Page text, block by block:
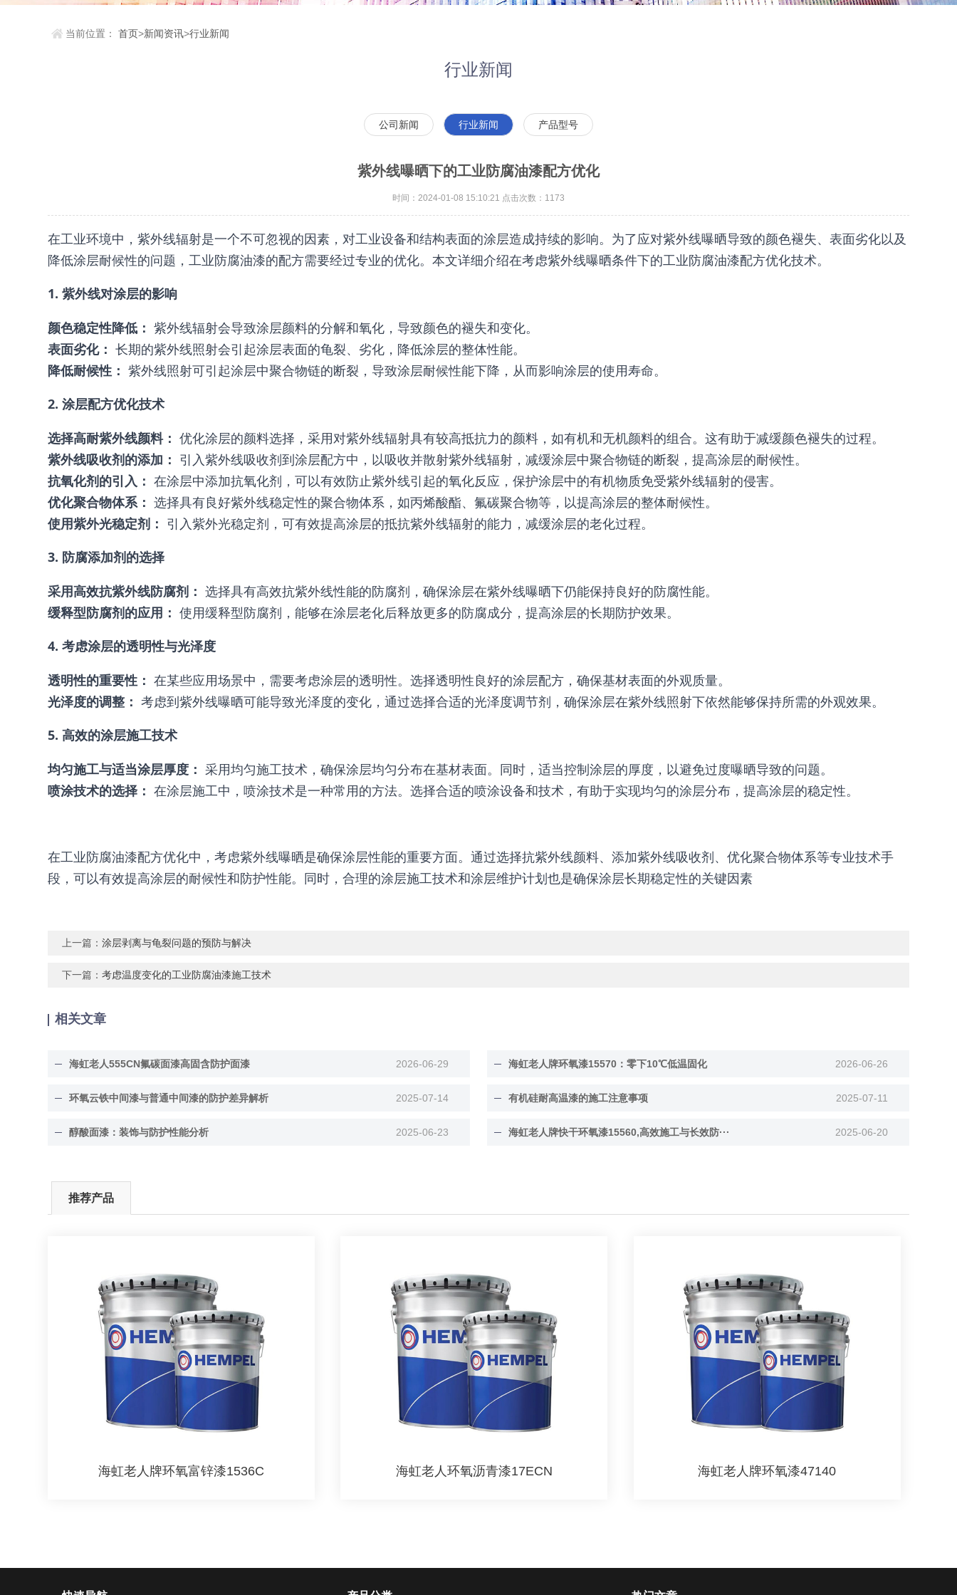
当前位置：首页>新闻资讯>行业新闻
行业新闻
公司新闻 行业新闻 产品型号
紫外线曝晒下的工业防腐油漆配方优化
时间：2024-01-08 15:10:21 点击次数：1173
在工业环境中，紫外线辐射是一个不可忽视的因素，对工业设备和结构表面的涂层造成持续的影响。为了应对紫外线曝晒导致的颜色褪失、表面劣化以及
降低涂层耐候性的问题，工业防腐油漆的配方需要经过专业的优化。本文详细介绍在考虑紫外线曝晒条件下的工业防腐油漆配方优化技术。
1. 紫外线对涂层的影响
颜色稳定性降低： 紫外线辐射会导致涂层颜料的分解和氧化，导致颜色的褪失和变化。
表面劣化： 长期的紫外线照射会引起涂层表面的龟裂、劣化，降低涂层的整体性能。
降低耐候性： 紫外线照射可引起涂层中聚合物链的断裂，导致涂层耐候性能下降，从而影响涂层的使用寿命。
2. 涂层配方优化技术
选择高耐紫外线颜料： 优化涂层的颜料选择，采用对紫外线辐射具有较高抵抗力的颜料，如有机和无机颜料的组合。这有助于减缓颜色褪失的过程。
紫外线吸收剂的添加： 引入紫外线吸收剂到涂层配方中，以吸收并散射紫外线辐射，减缓涂层中聚合物链的断裂，提高涂层的耐候性。
抗氧化剂的引入： 在涂层中添加抗氧化剂，可以有效防止紫外线引起的氧化反应，保护涂层中的有机物质免受紫外线辐射的侵害。
优化聚合物体系： 选择具有良好紫外线稳定性的聚合物体系，如丙烯酸酯、氟碳聚合物等，以提高涂层的整体耐候性。
使用紫外光稳定剂： 引入紫外光稳定剂，可有效提高涂层的抵抗紫外线辐射的能力，减缓涂层的老化过程。
3. 防腐添加剂的选择
采用高效抗紫外线防腐剂： 选择具有高效抗紫外线性能的防腐剂，确保涂层在紫外线曝晒下仍能保持良好的防腐性能。
缓释型防腐剂的应用： 使用缓释型防腐剂，能够在涂层老化后释放更多的防腐成分，提高涂层的长期防护效果。
4. 考虑涂层的透明性与光泽度
透明性的重要性： 在某些应用场景中，需要考虑涂层的透明性。选择透明性良好的涂层配方，确保基材表面的外观质量。
光泽度的调整： 考虑到紫外线曝晒可能导致光泽度的变化，通过选择合适的光泽度调节剂，确保涂层在紫外线照射下依然能够保持所需的外观效果。
5. 高效的涂层施工技术
均匀施工与适当涂层厚度： 采用均匀施工技术，确保涂层均匀分布在基材表面。同时，适当控制涂层的厚度，以避免过度曝晒导致的问题。
喷涂技术的选择： 在涂层施工中，喷涂技术是一种常用的方法。选择合适的喷涂设备和技术，有助于实现均匀的涂层分布，提高涂层的稳定性。
在工业防腐油漆配方优化中，考虑紫外线曝晒是确保涂层性能的重要方面。通过选择抗紫外线颜料、添加紫外线吸收剂、优化聚合物体系等专业技术手
段，可以有效提高涂层的耐候性和防护性能。同时，合理的涂层施工技术和涂层维护计划也是确保涂层长期稳定性的关键因素
上一篇：涂层剥离与龟裂问题的预防与解决
下一篇：考虑温度变化的工业防腐油漆施工技术
相关文章
海虹老人555CN氟碳面漆高固含防护面漆 2026-06-29 海虹老人牌环氧漆15570：零下10℃低温固化 2026-06-26
环氧云铁中间漆与普通中间漆的防护差异解析 2025-07-14 有机硅耐高温漆的施工注意事项 2025-07-11
醇酸面漆：装饰与防护性能分析 2025-06-23 海虹老人牌快干环氧漆15560,高效施工与长效防··· 2025-06-20
推荐产品
海虹老人牌环氧富锌漆1536C 海虹老人环氧沥青漆17ECN 海虹老人牌环氧漆47140